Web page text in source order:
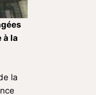
à la
la